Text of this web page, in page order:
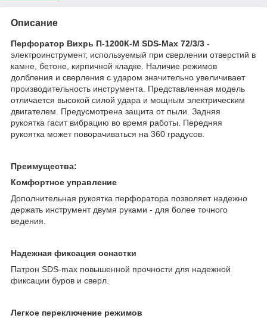
Описание
Перфоратор Вихрь П-1200К-М SDS-Max 72/3/3 -
электроинструмент, используемый при сверлении отверстий в
камне, бетоне, кирпичной кладке. Наличие режимов
долбления и сверления с ударом значительно увеличивает
производительность инструмента. Представленная модель
отличается высокой силой удара и мощным электрическим
двигателем. Предусмотрена защита от пыли. Задняя
рукоятка гасит вибрацию во время работы. Передняя
рукоятка может поворачиваться на 360 градусов.
Преимущества:
Комфортное управление
Дополнительная рукоятка перфоратора позволяет надежно
держать инструмент двумя руками - для более точного
ведения.
Надежная фиксация оснастки
Патрон SDS-max повышенной прочности для надежной
фиксации буров и сверл.
Легкое переключение режимов